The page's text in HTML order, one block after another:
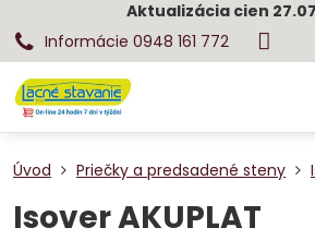
Aktualizácia cien
Informácie 0948 161 772
Úvod Priečky a predsadené steny
Isover AKUPLAT